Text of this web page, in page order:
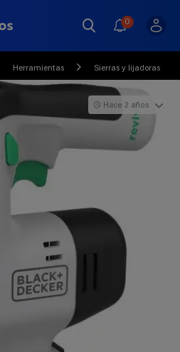
0
Herramientas Sierras y lijadoras
Hace 2 años